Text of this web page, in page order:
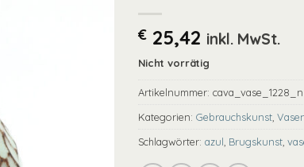
€ 25,42 inkl. MwSt.
Nicht vorrätig
Artikelnummer:
Kategorien: Gebrauchskunst
Schlagwörter: azul Brugskunst